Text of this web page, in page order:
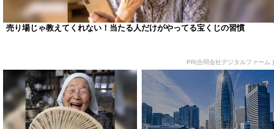
売り場じゃ教えてくれない！当たる人だけがやってる宝くじの習慣
PR(合同会社デジタルファーム )